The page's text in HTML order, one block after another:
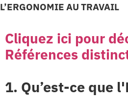
L’ERGONOMIE AU TRAVAIL
Cliquez ici pour
Références
1. Qu’est-ce que